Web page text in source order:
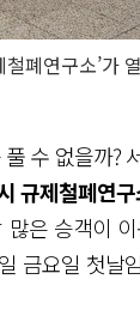
폐연구소’가
수 없을까?
규제철폐연구
은 승객이
금요일 첫날